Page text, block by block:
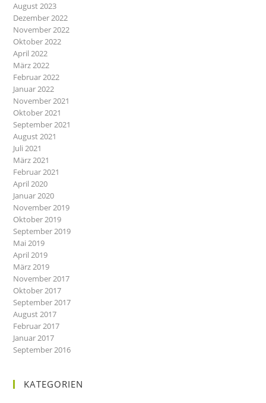
August 2023
Dezember 2022
November 2022
Oktober 2022
April 2022
März 2022
Februar 2022
Januar 2022
November 2021
Oktober 2021
September 2021
August 2021
Juli 2021
März 2021
Februar 2021
April 2020
Januar 2020
November 2019
Oktober 2019
September 2019
Mai 2019
April 2019
März 2019
November 2017
Oktober 2017
September 2017
August 2017
Februar 2017
Januar 2017
September 2016
KATEGORIEN